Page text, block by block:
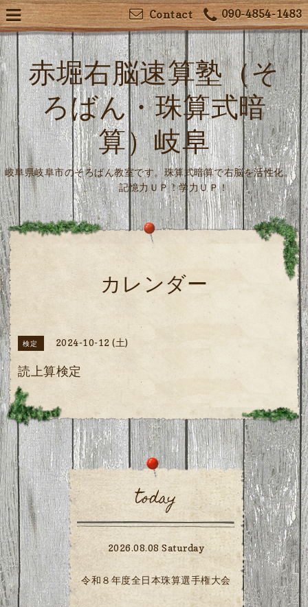
090-4854-1483
Contact
赤堀右脳速算塾（そ
ろばん・珠算式暗
算）岐阜
岐阜県岐阜市のそろばん教室です。珠算式暗算で右脳を活性化。
記憶力ＵＰ！学力ＵＰ！
カレンダー
検定 2024-10-12 (土)
読上算検定
today
2026.08.08 Saturday
令和８年度全日本珠算選手権大会